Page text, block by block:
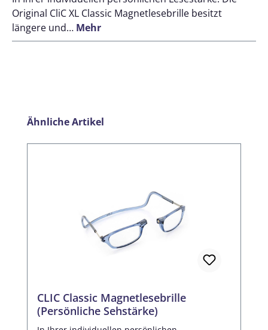
Original CliC XL Classic Magnetlesebrille besitzt
längere und… Mehr
Produktgalerie überspringen
Ähnliche Artikel
CLIC Classic Magnetlesebrille
(Persönliche Sehstärke)